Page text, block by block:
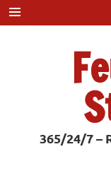
Zum
Inhalt
springen
365/24/7 –